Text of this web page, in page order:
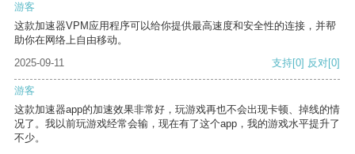
游客
这款加速器VPM应用程序可以给你提供最高速度和安全性的连接，并帮
助你在网络上自由移动。
2025-09-11
支持[0] 反对[0]
游客
这款加速器app的加速效果非常好，玩游戏再也不会出现卡顿、掉线的情
况了。我以前玩游戏经常会输，现在有了这个app，我的游戏水平提升了
不少。